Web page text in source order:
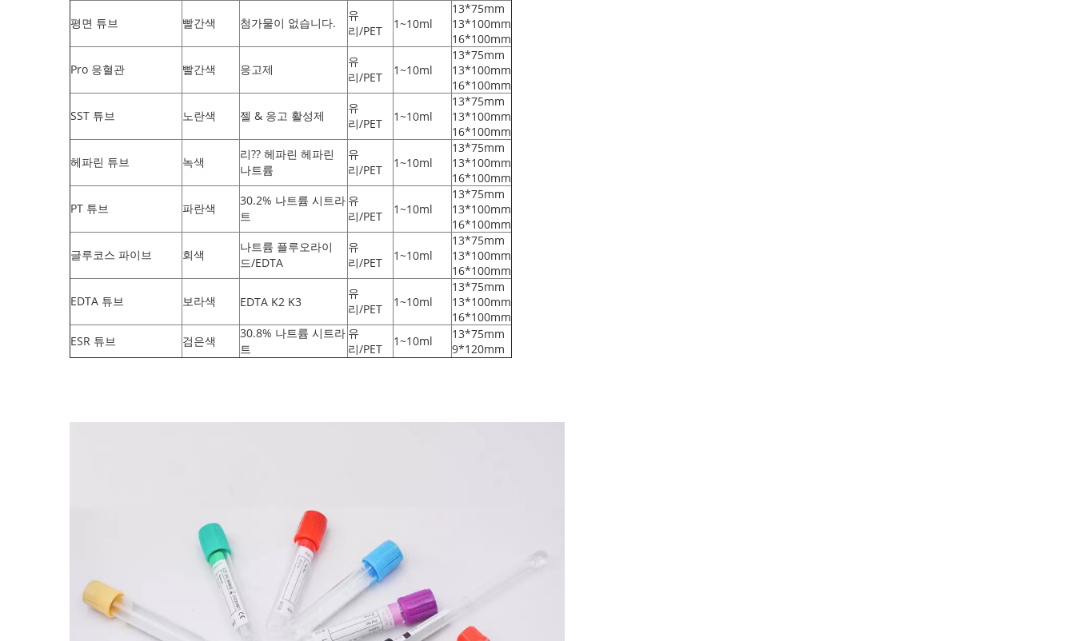
평면 튜브 빨간색 첨가물이 없습니다.
유
리/PET
1~10ml
13*75mm
13*100mm
16*100mm
Pro 응혈관
빨간색 응고제
유
리/PET
1~10ml
13*75mm
13*100mm
16*100mm
SST 튜브
노란색 젤 & 응고 활성제
유
리/PET
1~10ml
13*75mm
13*100mm
16*100mm
헤파린 튜브
녹색
리?? 헤파린 헤파린
나트륨
유
리/PET
1~10ml
13*75mm
13*100mm
16*100mm
PT 튜브
파란색
30.2% 나트륨 시트라
트
유
리/PET
1~10ml
13*75mm
13*100mm
16*100mm
글루코스 파이브
회색
나트륨 플루오라이
드/EDTA
유
리/PET
1~10ml
13*75mm
13*100mm
16*100mm
EDTA 튜브
보라색 EDTA K2 K3
유
리/PET
1~10ml
13*75mm
13*100mm
16*100mm
ESR 튜브
검은색
30.8% 나트륨 시트라
트
유
리/PET
1~10ml
13*75mm
9*120mm